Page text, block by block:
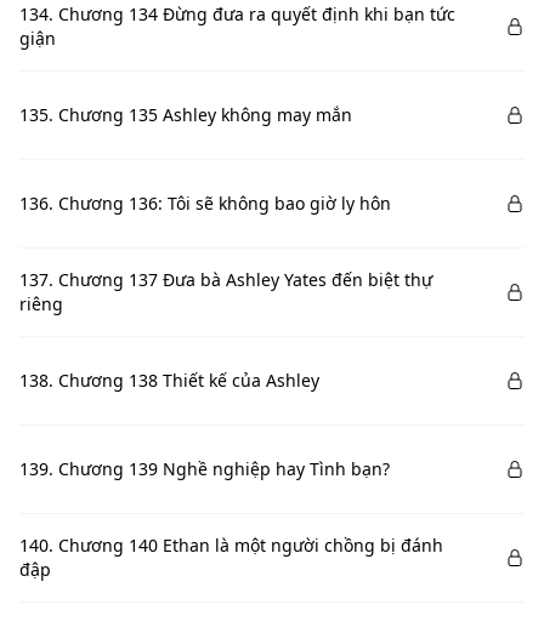
134. Chương 134 Đừng đưa ra quyết định khi bạn tức
giận
135. Chương 135 Ashley không may mắn
136. Chương 136: Tôi sẽ không bao giờ ly hôn
137. Chương 137 Đưa bà Ashley Yates đến biệt thự
riêng
138. Chương 138 Thiết kế của Ashley
139. Chương 139 Nghề nghiệp hay Tình bạn?
140. Chương 140 Ethan là một người chồng bị đánh
đập